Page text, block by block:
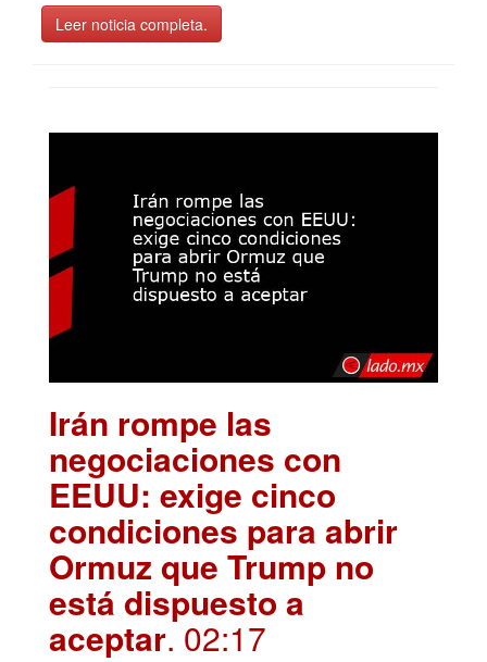
Leer noticia completa.
Irán rompe las
negociaciones con
EEUU: exige cinco
condiciones para abrir
Ormuz que Trump no
está dispuesto a
aceptar. 02:17